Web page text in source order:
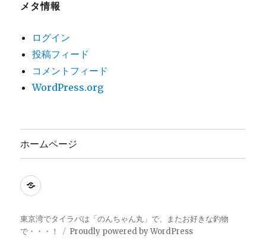
メタ情報
ログイン
投稿フィード
コメントフィード
WordPress.org
ホームページ
ホ
ム
ペ
東京湾でタイラバは「のんちゃん丸」で、またお好きな釣物
で・・・！
Proudly powered by WordPress